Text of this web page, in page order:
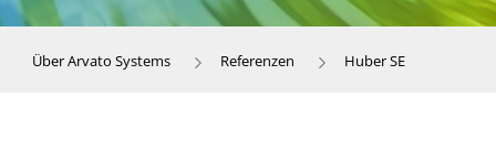
Über Arvato Systems Referenzen Huber SE